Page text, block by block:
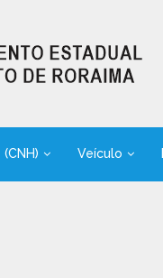
Veículo